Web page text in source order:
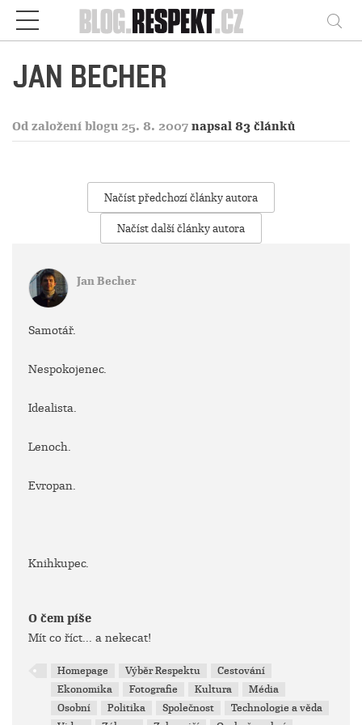
Respekt
JAN BECHER
Od založení blogu 25. 8. 2007 napsal 83 článků
Načíst předchozí články autora
Načíst další články autora
Jan Becher
Samotář.
Nespokojenec.
Idealista.
Lenoch.
Evropan.
Knihkupec.
O čem píše
Mít co říct... a nekecat!
Homepage Výběr Respektu
Cestování
Ekonomika
Fotografie Kultura
Média
Osobní
Politika Společnost
Technologie a věda